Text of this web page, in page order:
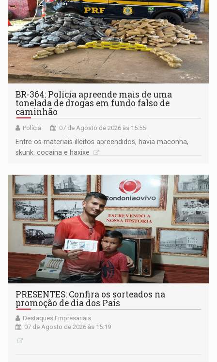
BR-364: Polícia apreende mais de uma
tonelada de drogas em fundo falso de
caminhão
Polícia 07 de Agosto de 2026 às 15:55
Entre os materiais ilícitos apreendidos, havia maconha,
skunk, cocaína e haxixe
PRESENTES: Confira os sorteados na
promoção de dia dos Pais
Destaques Empresariais
07 de Agosto de 2026 às 15:19